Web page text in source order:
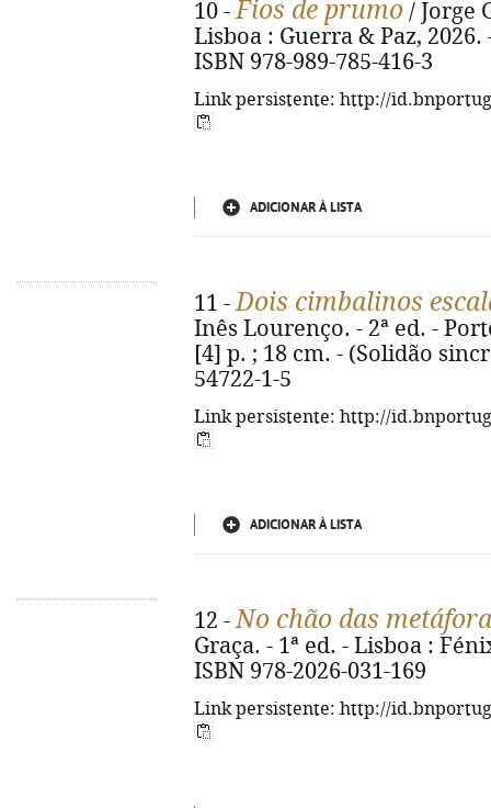
10 -Fios de prumo / Jorge
Lisboa : Guerra & Paz, 2026.
ISBN 978-989-785-416-3
Link persistente: http://
ADICIONAR À LISTA
11 -Dois cimbalinos
Inês Lourenço. - 2ª ed. -
[4] p. ; 18 cm. - (Solidão
54722-1-5
Link persistente: http://
ADICIONAR À LISTA
12 -No chão das
Graça. - 1ª ed. - Lisboa :
ISBN 978-2026-031-169
Link persistente: http://